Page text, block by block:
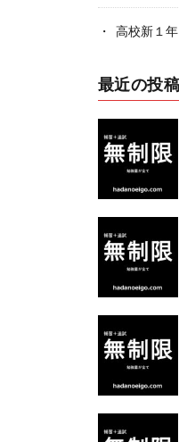
高校新１
最近の投稿